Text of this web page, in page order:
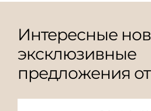
Интересные
эксклюзивные
предложения от